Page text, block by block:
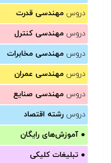
دروس مهندسی قدرت
دروس مهندسی کنترل
دروس مهندسی مخابرات
دروس مهندسی عمران
دروس مهندسی صنایع
دروس رشته اقتصاد
● آموزش‌های رایگان
● تبلیغات کلیکی